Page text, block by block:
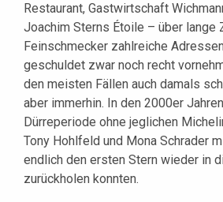
Restaurant, Gastwirtschaft
Joachim Sterns Étoile – über lange
Feinschmecker zahlreiche
geschuldet zwar noch recht
den meisten Fällen auch damals
aber immerhin. In den 2000er
Dürreperiode ohne jeglichen
Tony Hohlfeld und Mona Schrader
endlich den ersten Stern wieder in
zurückholen konnten.